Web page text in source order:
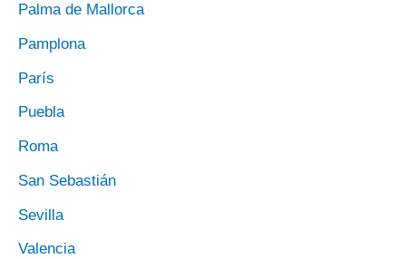
Palma de Mallorca
Pamplona
París
Puebla
Roma
San Sebastián
Sevilla
Valencia